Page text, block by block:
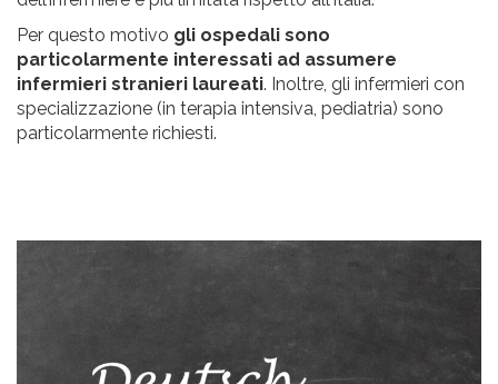
Per questo motivo gli ospedali sono
particolarmente interessati ad assumere
infermieri stranieri laureati. Inoltre, gli infermieri con
specializzazione (in terapia intensiva, pediatria) sono
particolarmente richiesti.